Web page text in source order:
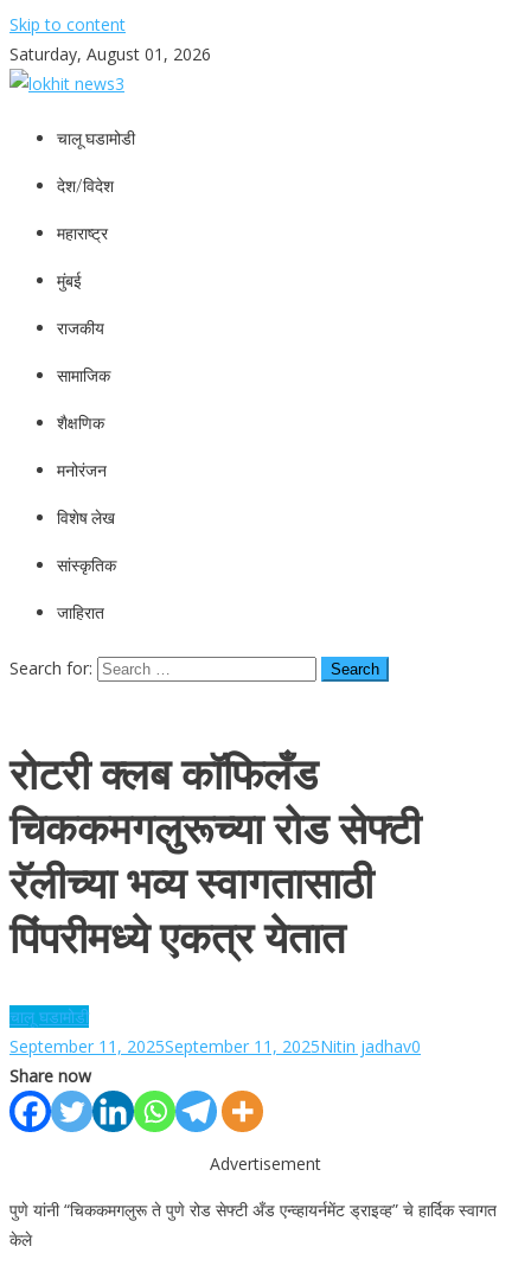
Skip to content
Saturday, August 01, 2026
lokhit news3
lokhit news 3
चालू घडामोडी
देश/विदेश
महाराष्ट्र
मुंबई
राजकीय
सामाजिक
शैक्षणिक
मनोरंजन
विशेष लेख
सांस्कृतिक
जाहिरात
Search for:
रोटरी क्लब कॉफिलँड
चिककमगलुरूच्या रोड सेफ्टी
रॅलीच्या भव्य स्वागतासाठी
पिंपरीमध्ये एकत्र येतात
चालू घडामोडी
September 11, 2025September 11, 2025Nitin jadhav0
Share now
Advertisement
पुणे यांनी “चिककमगलुरू ते पुणे रोड सेफ्टी अँड एन्व्हायर्नमेंट ड्राइव्ह” चे हार्दिक स्वागत
केले